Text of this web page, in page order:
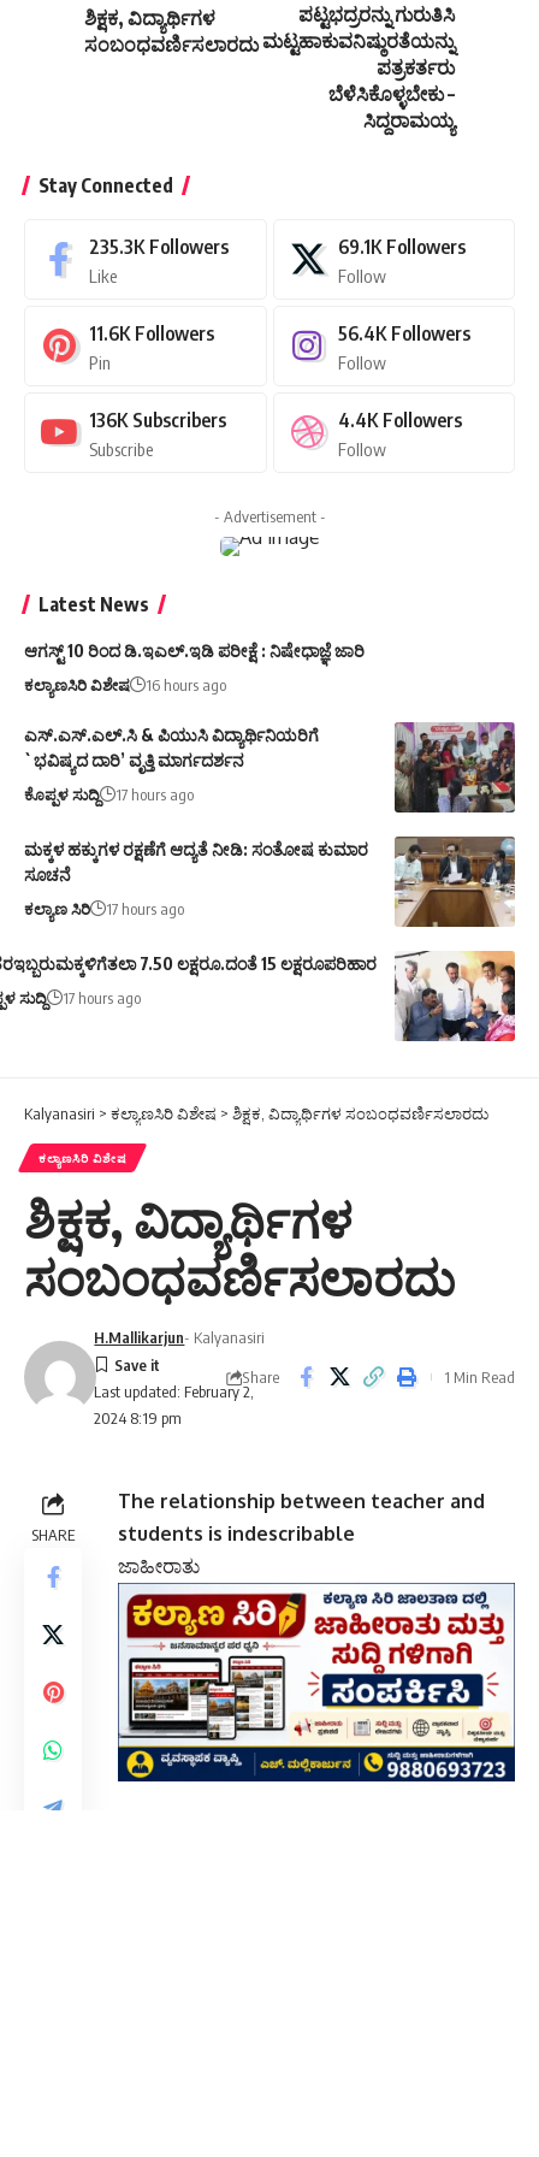
ಶಿಕ್ಷಕ, ವಿದ್ಯಾರ್ಥಿಗಳ
ಸಂಬಂಧವರ್ಣಿಸಲಾರದು
ಪಟ್ಟಭದ್ರರನ್ನು ಗುರುತಿಸಿ
ಮಟ್ಟಹಾಕುವನಿಷ್ಠುರತೆಯನ್ನು
ಪತ್ರಕರ್ತರು
ಬೆಳೆಸಿಕೊಳ್ಳಬೇಕು –
ಸಿದ್ದರಾಮಯ್ಯ
Stay Connected
235.3K Followers
Like
69.1K Followers
Follow
11.6K Followers
Pin
56.4K Followers
Follow
136K Subscribers
Subscribe
4.4K Followers
Follow
- Advertisement -
Latest News
ಆಗಸ್ಟ್ 10 ರಿಂದ ಡಿ.ಇಎಲ್.ಇಡಿ ಪರೀಕ್ಷೆ : ನಿಷೇಧಾಜ್ಞೆ ಜಾರಿ
ಕಲ್ಯಾಣಸಿರಿ ವಿಶೇಷ 16 hours ago
ಎಸ್.ಎಸ್.ಎಲ್.ಸಿ & ಪಿಯುಸಿ ವಿದ್ಯಾರ್ಥಿನಿಯರಿಗೆ
`ಭವಿಷ್ಯದ ದಾರಿ’ ವೃತ್ತಿ ಮಾರ್ಗದರ್ಶನ
ಕೊಪ್ಪಳ ಸುದ್ದಿ 17 hours ago
ಮಕ್ಕಳ ಹಕ್ಕುಗಳ ರಕ್ಷಣೆಗೆ ಆದ್ಯತೆ ನೀಡಿ: ಸಂತೋಷ ಕುಮಾರ
ಸೂಚನೆ
ಕಲ್ಯಾಣ ಸಿರಿ 17 hours ago
7.50 ಲಕ್ಷರೂ.ದಂತೆ 15 ಲಕ್ಷರೂಪರಿಹಾರ
ಸುದ್ದಿ 17 hours ago
Kalyanasiri > ಕಲ್ಯಾಣಸಿರಿ ವಿಶೇಷ > ಶಿಕ್ಷಕ, ವಿದ್ಯಾರ್ಥಿಗಳ ಸಂಬಂಧವರ್ಣಿಸಲಾರದು
ಕಲ್ಯಾಣಸಿರಿ ವಿಶೇಷ
ಶಿಕ್ಷಕ, ವಿದ್ಯಾರ್ಥಿಗಳ
ಸಂಬಂಧವರ್ಣಿಸಲಾರದು
Last updated: February 2,
2024 8:19 pm
H.Mallikarjun- Kalyanasiri
Share 1 Min Read
SHARE
The relationship between teacher and
students is indescribable
ಜಾಹೀರಾತು